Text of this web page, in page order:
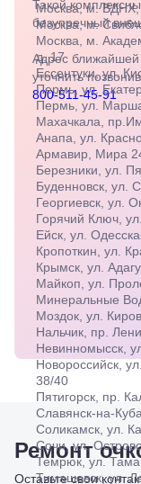
Такой
безупречный
Адрес
уточнить
800-511-45-91
Ремонт
Оставьте свои
Москва, м. ВДНХ,
Москва, м.
Москва, м.
д. 17
Ессентуки, ул.
Пермь, ул.
Пермь, ул.
Махачкала,
Анапа, ул.
Армавир, Мира
Березники, ул.
Буденновск, ул.
Георгиевск, ул.
Горячий Ключ,
Ейск, ул.
Кропоткин, ул.
Крымск, ул.
Майкоп, ул.
Минеральные
Моздок, ул.
Нальчик, пр.
Невинномысск,
Новороссийск,
38/40
Пятигорск, пр.
Славянск-на-
Соликамск, ул.
Сочи, ул.
Темрюк, ул.
Тимашевск, ул.
35
Буденновск,
ул.
Советская,
70а
Георгиевск,
ул.
Октябрьская,
72/ угол с ул.
Ленина, 117
Горячий
Ключ, ул.
Псекупская,
54
Ейск, ул.
Одесская,
48
Кропоткин,
ул.
Красная,
96
Крымск, ул.
Адагумская,
169И
Майкоп, ул.
Пролетарская,
208
Минеральные
Воды, ул. 50